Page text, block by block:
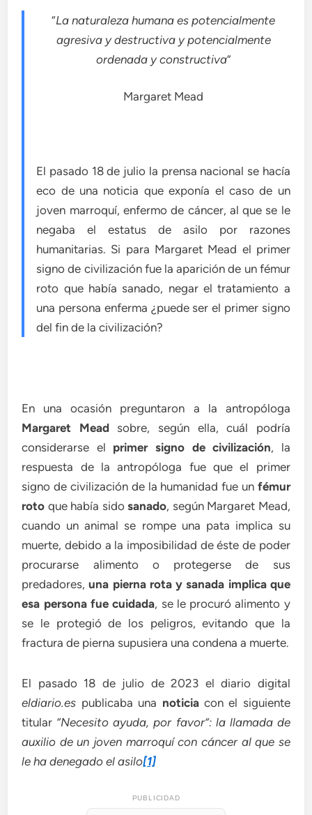
“La naturaleza humana es potencialmente
agresiva y destructiva y potencialmente
ordenada y constructiva”
Margaret Mead
El pasado 18 de julio la prensa nacional se hacía
eco de una noticia que exponía el caso de un
joven marroquí, enfermo de cáncer, al que se le
negaba el estatus de asilo por razones
humanitarias. Si para Margaret Mead el primer
signo de civilización fue la aparición de un fémur
roto que había sanado, negar el tratamiento a
una persona enferma ¿puede ser el primer signo
del fin de la civilización?
En una ocasión preguntaron a la antropóloga
Margaret Meadsobre, según ella, cuál podría
considerarse el primer signo de civilización, la
respuesta de la antropóloga fue que el primer
signo de civilización de la humanidad fue un fémur
roto que había sidosanado, según Margaret Mead,
cuando un animal se rompe una pata implica su
muerte, debido a la imposibilidad de éste de poder
procurarse alimento o protegerse de sus
predadores,una pierna rota y sanada implica que
esa persona fue cuidada, se le procuró alimento y
se le protegió de los peligros, evitando que la
fractura de pierna supusiera una condena a muerte.
El pasado 18 de julio de 2023 el diario digital
eldiario.es publicaba una noticiacon el siguiente
titular “Necesito ayuda, por favor”: la llamada de
auxilio de un joven marroquí con cáncer al que se
le ha denegado el asilo[1]
PUBLICIDAD